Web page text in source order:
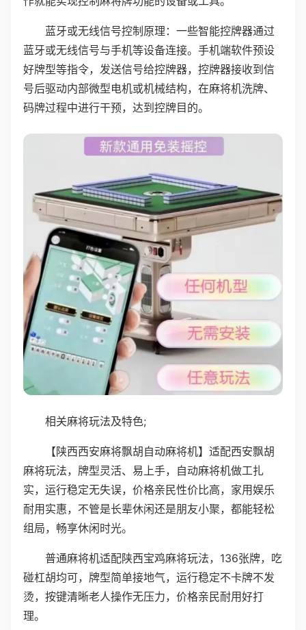
蓝牙或无线信号控制原理：一些智能控牌器通过
蓝牙或无线信号与手机等设备连接。手机端软件预设
好牌型等指令，发送信号给控牌器，控牌器接收到信
号后驱动内部微型电机或机械结构，在麻将机洗牌、
码牌过程中进行干预，达到控牌目的。
相关麻将玩法及特色;
【陕西西安麻将飘胡自动麻将机】适配西安飘胡
麻将玩法，牌型灵活、易上手，自动麻将机做工扎
实，运行稳定无失误，价格亲民性价比高，家用娱乐
耐用实惠，不管是长辈休闲还是朋友小聚，都能轻松
组局，畅享休闲时光。
普通麻将机适配陕西宝鸡麻将玩法，136张牌，吃
碰杠胡均可，牌型简单接地气，运行稳定不卡牌不发
烫，按键清晰老人操作无压力，价格亲民耐用好打
理。